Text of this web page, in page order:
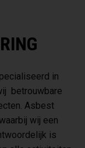
in
betrouwbare
Asbest
wij een
is